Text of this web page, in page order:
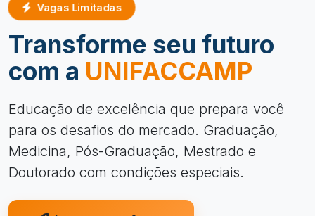
Vagas Limitadas
Transforme seu futuro
com a UNIFACCAMP
Educação de excelência que prepara você
para os desafios do mercado. Graduação,
Medicina, Pós-Graduação, Mestrado e
Doutorado com condições especiais.